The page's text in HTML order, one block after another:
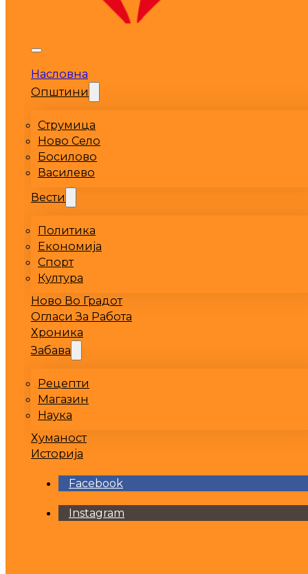
Насловна
Општини
Струмица
Ново Село
Босилово
Василево
Вести
Политика
Економија
Спорт
Култура
Ново Во Градот
Огласи За Работа
Хроника
Забава
Рецепти
Магазин
Наука
Хуманост
Историја
Facebook
Instagram